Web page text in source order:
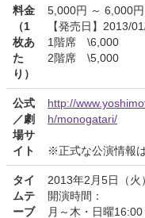
料金
（1
枚あ
た
り）
5,000円 ～ 6,000円
【発売日】2013/
1階席 \6,000
2階席 \5,000
公式
／劇
場サ
イト
http://
h/monogatari/
※正式な公演情報
タイ
ムテ
ーブ
2013年2月5日（火
開演時間：
月～木・日曜16:00